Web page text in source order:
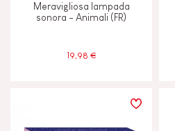
Meravigliosa lampada
sonora - Animali (FR)
19,98 €